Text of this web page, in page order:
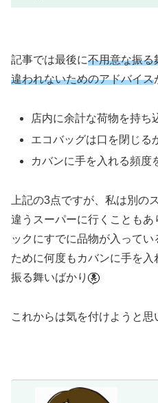
記事では最後に不用意な振る
違われないためのアドバイス
店内に余計な荷物を持ち
エコバッグは口を閉じる
カバンに手を入れる頻度
上記の3点ですが、私は別の
違うスーパーに行くことも
ックにすでに品物が入って
ために何度もカバンに手を
振る舞いばかり
これからは気を付けようと思